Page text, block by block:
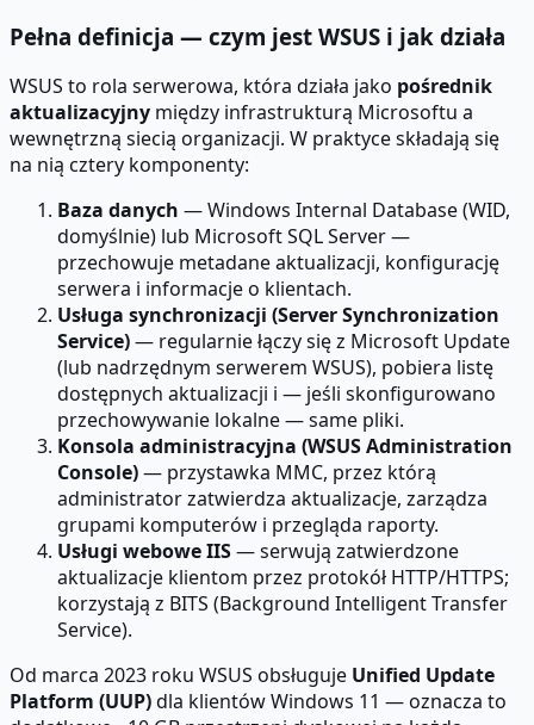
Pełna definicja — czym jest WSUS i jak działa
WSUS to rola serwerowa, która działa jako pośrednik
aktualizacyjny między infrastrukturą Microsoftu a
wewnętrzną siecią organizacji. W praktyce składają się
na nią cztery komponenty:
Baza danych — Windows Internal Database (WID,
domyślnie) lub Microsoft SQL Server —
przechowuje metadane aktualizacji, konfigurację
serwera i informacje o klientach.
Usługa synchronizacji (Server Synchronization
Service)— regularnie łączy się z Microsoft Update
(lub nadrzędnym serwerem WSUS), pobiera listę
dostępnych aktualizacji i — jeśli skonfigurowano
przechowywanie lokalne — same pliki.
Konsola administracyjna (WSUS Administration
Console)— przystawka MMC, przez którą
administrator zatwierdza aktualizacje, zarządza
grupami komputerów i przegląda raporty.
Usługi webowe IIS— serwują zatwierdzone
aktualizacje klientom przez protokół HTTP/HTTPS;
korzystają z BITS (Background Intelligent Transfer
Service).
Od marca 2023 roku WSUS obsługuje Unified Update
Platform (UUP)dla klientów Windows 11 — oznacza to